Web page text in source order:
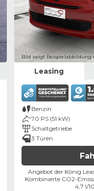
Bild zeigt Beispielabbildung
Leasing
Benzin
70 PS (51 kW)
Schaltgetriebe
3 Türen
Angebot der König
Kombinierte CO2-
4,7 l/